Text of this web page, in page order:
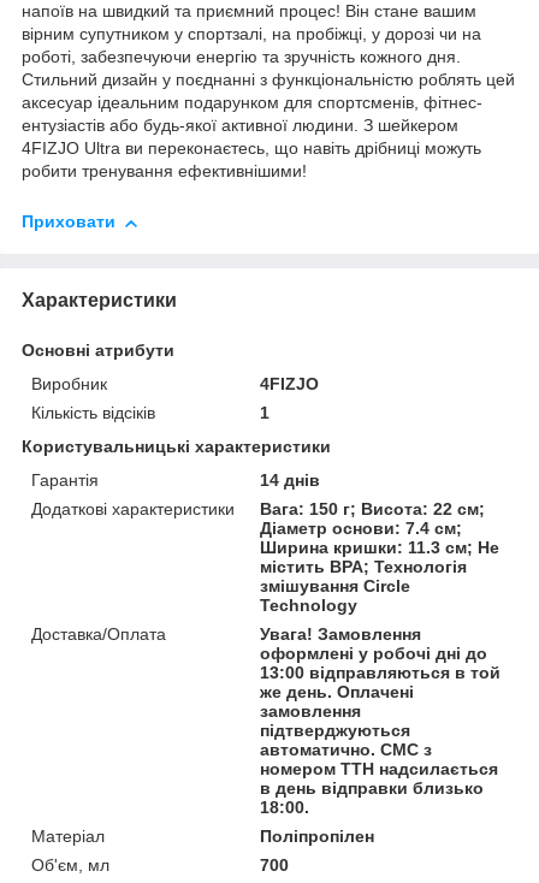
напоїв на швидкий та приємний процес! Він стане вашим
вірним супутником у спортзалі, на пробіжці, у дорозі чи на
роботі, забезпечуючи енергію та зручність кожного дня.
Стильний дизайн у поєднанні з функціональністю роблять цей
аксесуар ідеальним подарунком для спортсменів, фітнес-
ентузіастів або будь-якої активної людини. З шейкером
4FIZJO Ultra ви переконаєтесь, що навіть дрібниці можуть
робити тренування ефективнішими!
Приховати
Характеристики
Основні атрибути
Виробник
4FIZJO
Кількість відсіків
1
Користувальницькі характеристики
Гарантія
14 днів
Додаткові характеристики
Вага: 150 г; Висота: 22 см;
Діаметр основи: 7.4 см;
Ширина кришки: 11.3 см; Не
містить BPA; Технологія
змішування Circle
Technology
Доставка/Оплата
Увага! Замовлення
оформлені у робочі дні до
13:00 відправляються в той
же день. Оплачені
замовлення
підтверджуються
автоматично. СМС з
номером ТТН надсилається
в день відправки близько
18:00.
Матеріал
Поліпропілен
Об'єм, мл
700